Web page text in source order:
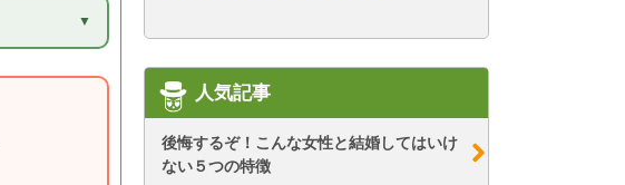
人気記事
後悔するぞ！こんな女性と結婚してはいけ
ない５つの特徴